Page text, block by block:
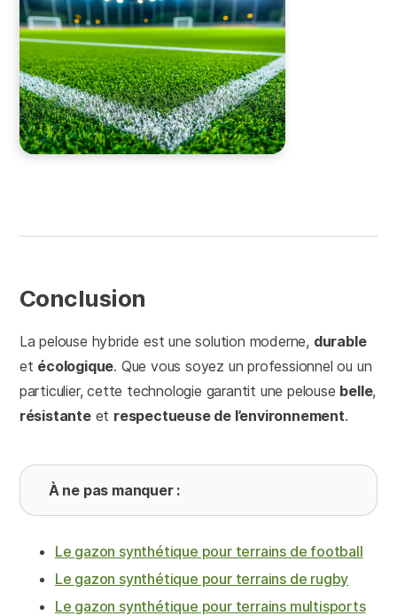
Conclusion
La pelouse hybride est une solution moderne, durable
et écologique. Que vous soyez un professionnel ou un
particulier, cette technologie garantit une pelouse belle,
résistanteet respectueuse de l’environnement.
À ne pas manquer :
Le gazon synthétique pour terrains de football
Le gazon synthétique pour terrains de rugby
Le gazon synthétique pour terrains multisports